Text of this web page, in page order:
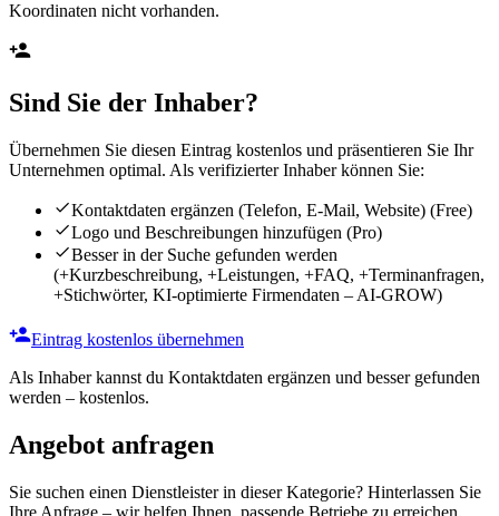
Koordinaten nicht vorhanden.
Sind Sie der Inhaber?
Übernehmen Sie diesen Eintrag kostenlos und präsentieren Sie Ihr
Unternehmen optimal. Als verifizierter Inhaber können Sie:
Kontaktdaten ergänzen (Telefon, E-Mail, Website) (Free)
Logo und Beschreibungen hinzufügen (Pro)
Besser in der Suche gefunden werden
(+Kurzbeschreibung, +Leistungen, +FAQ, +Terminanfragen,
+Stichwörter, KI-optimierte Firmendaten – AI-GROW)
Eintrag kostenlos übernehmen
Als Inhaber kannst du Kontaktdaten ergänzen und besser gefunden
werden – kostenlos.
Angebot anfragen
Sie suchen einen Dienstleister in dieser Kategorie? Hinterlassen Sie
Ihre Anfrage – wir helfen Ihnen, passende Betriebe zu erreichen.